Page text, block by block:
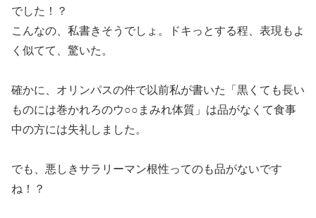
でした！？
こんなの、私書きそうでしょ。ドキっとする程、表現もよ
く似てて、驚いた。
確かに、オリンパスの件で以前私が書いた「黒くても長い
ものには巻かれろのウ○○まみれ体質」は品がなくて食事
中の方には失礼しました。
でも、悪しきサラリーマン根性ってのも品がないです
ね！？